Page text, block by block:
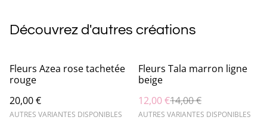
Découvrez d'autres créations
Fleurs Azea rose tachetée
rouge
20,00 €
AUTRES VARIANTES DISPONIBLES
%
Fleurs Tala marron ligne
beige
12,00 €14,00 €
AUTRES VARIANTES DISPONIBLES